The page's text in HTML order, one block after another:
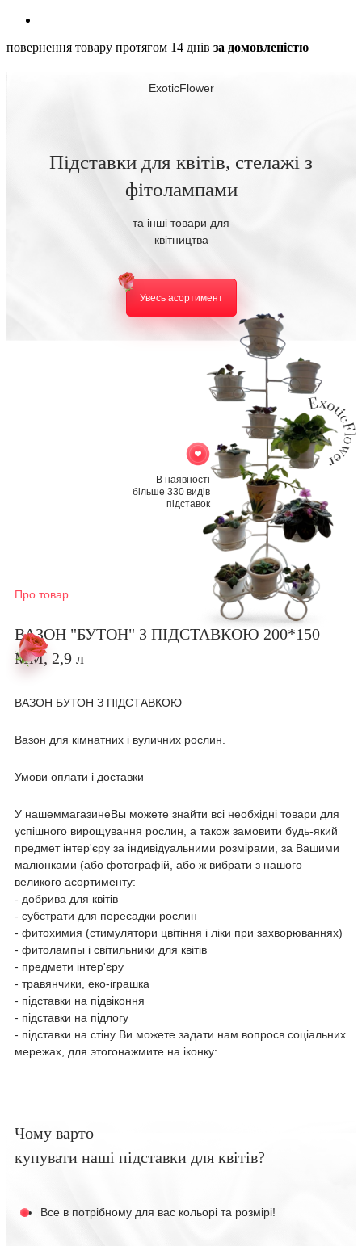
повернення товару протягом 14 днів за домовленістю
ExoticFlower
Підставки для квітів, стелажі з
фітолампами
та інші товари для
квітництва
Увесь асортимент
В наявності
більше 330 видів
підставок
Про товар
ВАЗОН "БУТОН" З ПІДСТАВКОЮ 200*150
ММ, 2,9 л
ВАЗОН БУТОН З ПІДСТАВКОЮ
Вазон для кімнатних і вуличних рослин.
Умови оплати і доставки
У нашеммагазинеВы можете знайти всі необхідні товари для
успішного вирощування рослин, а також замовити будь-який
предмет інтер'єру за індивідуальними розмірами, за Вашими
малюнками (або фотографій, або ж вибрати з нашого
великого асортименту:
- добрива для квітів
- субстрати для пересадки рослин
- фитохимия (стимулятори цвітіння і ліки при захворюваннях)
- фитолампы і світильники для квітів
- предмети інтер'єру
- травянчики, еко-іграшка
- підставки на підвіконня
- підставки на підлогу
- підставки на стіну Ви можете задати нам вопросв соціальних
мережах, для этогонажмите на іконку:
Чому варто
купувати наші підставки для квітів?
Все в потрібному для вас кольорі та розмірі!